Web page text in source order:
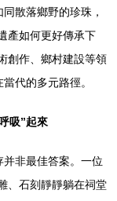
散落鄉野的珍珠，
產如何更好傳承下
創作、鄉村建設等領
代的多元路徑。
吸”起來
非最佳答案。一位
、石刻靜靜躺在祠堂